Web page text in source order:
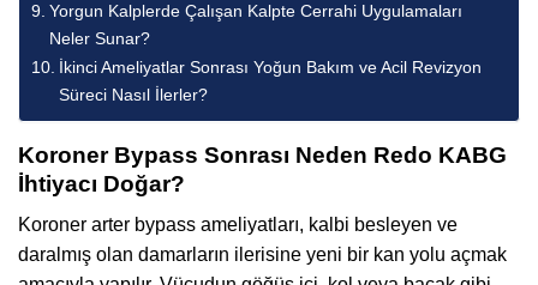
Yorgun Kalplerde Çalışan Kalpte Cerrahi Uygulamaları
Neler Sunar?
İkinci Ameliyatlar Sonrası Yoğun Bakım ve Acil Revizyon
Süreci Nasıl İlerler?
Koroner Bypass Sonrası Neden Redo KABG
İhtiyacı Doğar?
Koroner arter bypass ameliyatları, kalbi besleyen ve
daralmış olan damarların ilerisine yeni bir kan yolu açmak